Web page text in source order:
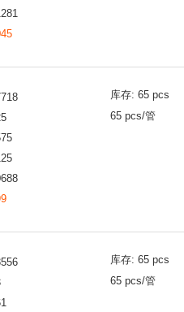
库存: 65 pcs
65 pcs/管
库存: 65 pcs
65 pcs/管